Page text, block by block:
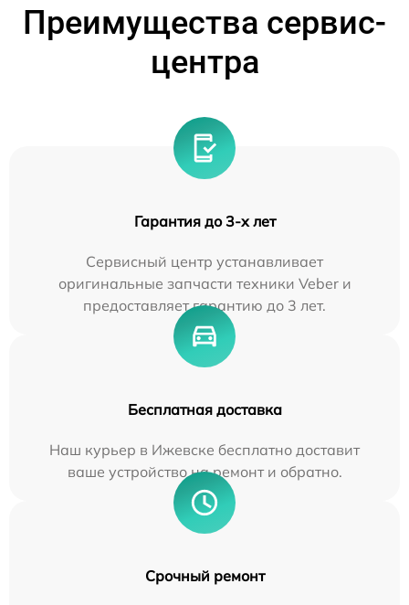
Преимущества сервис-
центра
Гарантия до 3-х лет
Сервисный центр устанавливает
оригинальные запчасти техники Veber и
предоставляет гарантию до 3 лет.
Бесплатная доставка
Наш курьер в Ижевске бесплатно доставит
ваше устройство на ремонт и обратно.
Срочный ремонт